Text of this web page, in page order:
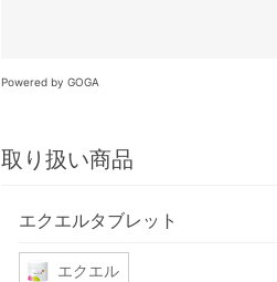
Powered by GOGA
取り扱い商品
エクエルタブレット
エクエル